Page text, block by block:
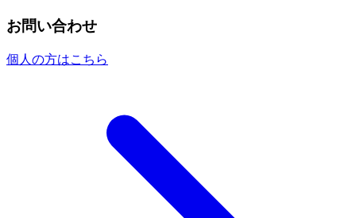
お問い合わせ
個人の方はこちら